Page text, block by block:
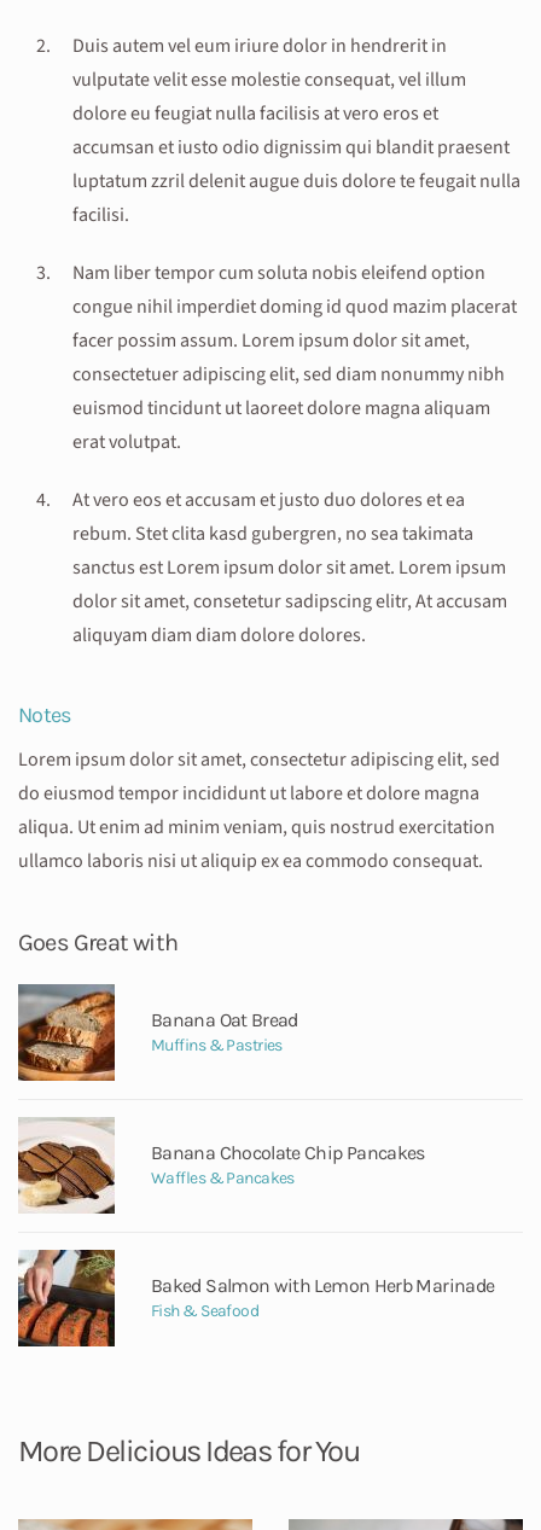
Duis autem vel eum iriure dolor in hendrerit in
vulputate velit esse molestie consequat, vel illum
dolore eu feugiat nulla facilisis at vero eros et
accumsan et iusto odio dignissim qui blandit praesent
luptatum zzril delenit augue duis dolore te feugait nulla
facilisi.
Nam liber tempor cum soluta nobis eleifend option
congue nihil imperdiet doming id quod mazim placerat
facer possim assum. Lorem ipsum dolor sit amet,
consectetuer adipiscing elit, sed diam nonummy nibh
euismod tincidunt ut laoreet dolore magna aliquam
erat volutpat.
At vero eos et accusam et justo duo dolores et ea
rebum. Stet clita kasd gubergren, no sea takimata
sanctus est Lorem ipsum dolor sit amet. Lorem ipsum
dolor sit amet, consetetur sadipscing elitr, At accusam
aliquyam diam diam dolore dolores.
Notes
Lorem ipsum dolor sit amet, consectetur adipiscing elit, sed
do eiusmod tempor incididunt ut labore et dolore magna
aliqua. Ut enim ad minim veniam, quis nostrud exercitation
ullamco laboris nisi ut aliquip ex ea commodo consequat.
Goes Great with
Banana Oat Bread
Muffins & Pastries
Banana Chocolate Chip Pancakes
Waffles & Pancakes
Baked Salmon with Lemon Herb Marinade
Fish & Seafood
More Delicious Ideas for You